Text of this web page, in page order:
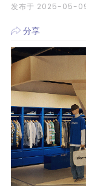
发布于 2025-05-
分享